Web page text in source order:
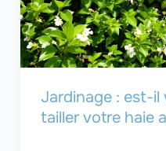
Jardinage : est-
tailler votre haie